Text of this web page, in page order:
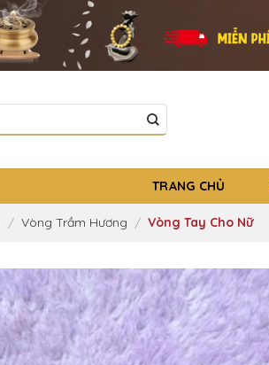
TRANG CHỦ
/ Vòng Trầm Hương / Vòng Tay Cho Nữ